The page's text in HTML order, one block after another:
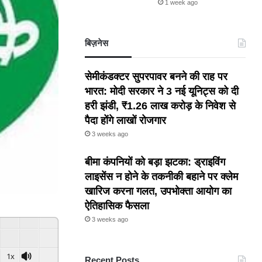
1x
1 week ago
बिज़नेस
सेमीकंडक्टर सुपरपावर बनने की राह पर
भारत: मोदी सरकार ने 3 नई यूनिट्स को दी
हरी झंडी, ₹1.26 लाख करोड़ के निवेश से
पैदा होंगे लाखों रोजगार
3 weeks ago
बीमा कंपनियों को बड़ा झटका: ड्राइविंग
लाइसेंस न होने के तकनीकी बहाने पर क्लेम
खारिज करना गलत, उपभोक्ता आयोग का
ऐतिहासिक फैसला
3 weeks ago
Recent Posts